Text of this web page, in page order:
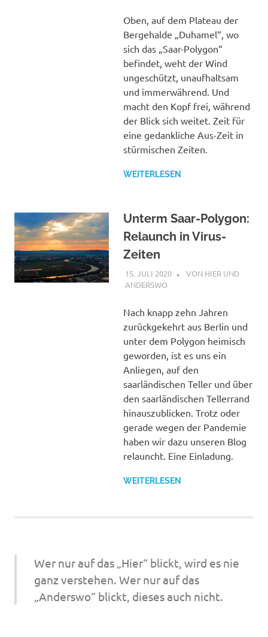
Oben, auf dem Plateau der
Bergehalde „Duhamel“, wo
sich das „Saar-Polygon“
befindet, weht der Wind
ungeschützt, unaufhaltsam
und immerwährend. Und
macht den Kopf frei, während
der Blick sich weitet. Zeit für
eine gedankliche Aus-Zeit in
stürmischen Zeiten.
WEITERLESEN
Unterm Saar-Polygon:
Relaunch in Virus-
Zeiten
15. JULI 2020 STEPHAN
VON HIER UND
ANDERSWO
Nach knapp zehn Jahren
zurückgekehrt aus Berlin und
unter dem Polygon heimisch
geworden, ist es uns ein
Anliegen, auf den
saarländischen Teller und über
den saarländischen Tellerrand
hinauszublicken. Trotz oder
gerade wegen der Pandemie
haben wir dazu unseren Blog
relauncht. Eine Einladung.
WEITERLESEN
Wer nur auf das „Hier“ blickt, wird es nie
ganz verstehen. Wer nur auf das
„Anderswo“ blickt, dieses auch nicht.